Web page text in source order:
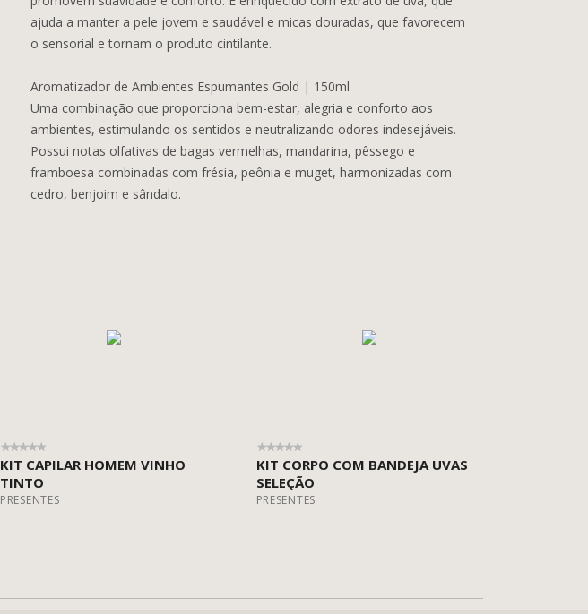
ajuda a manter a pele jovem e saudável e micas douradas, que favorecem
o sensorial e tornam o produto cintilante.
Aromatizador de Ambientes Espumantes Gold | 150ml
Uma combinação que proporciona bem-estar, alegria e conforto aos
ambientes, estimulando os sentidos e neutralizando odores indesejáveis.
Possui notas olfativas de bagas vermelhas, mandarina, pêssego e
framboesa combinadas com frésia, peônia e muget, harmonizadas com
cedro, benjoim e sândalo.
KIT CAPILAR HOMEM VINHO
TINTO
PRESENTES
KIT CORPO COM BANDEJA UVAS
SELEÇÃO
PRESENTES